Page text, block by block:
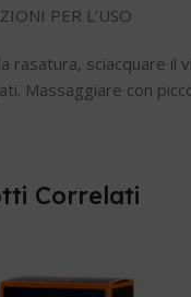
PER L’USO
rasatura, sciacquare il
Massaggiare con
Correlati